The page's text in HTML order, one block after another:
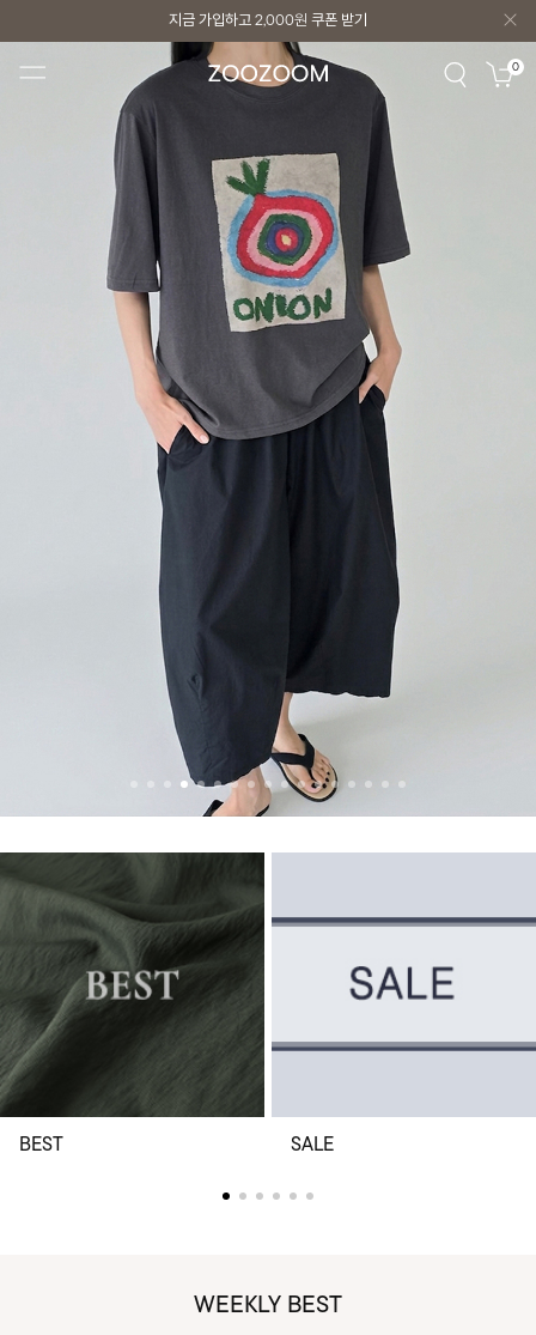
지금 가입하고 2,000원 쿠폰 받기
지금 가입하고 2,000원 쿠폰 받기 0
BEST SALE
WEEKLY BEST